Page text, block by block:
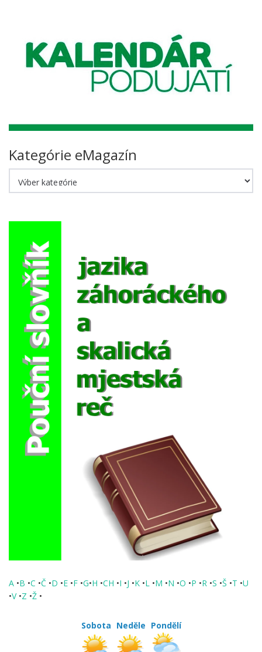
Kategórie eMagazín
eMagazín
A •B •C •Č •D •E •F •G•H •CH •I •J •K •L •M •N •O •P •R •S •Š •T •U
•V •Z •Ž •
Sobota Neděle Pondělí